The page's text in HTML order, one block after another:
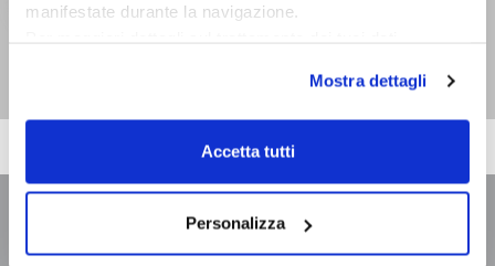
manifestate durante la navigazione.
scelte privacy sui cookie, ti invitiamo a prendere visione
dell’informativa cookie.
Chiudendo il banner tramite la “X” prosegui la
dei soli cookie tecnici. Selezionando “Accetta tutti” presti
il tuo consenso alla profilazione che potrai revocare in
ogni momentoRevoca
Mostra dettagli
Accetta tutti
Personalizza